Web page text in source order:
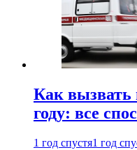
Как вызвать
году: все
1 год спустя1 год